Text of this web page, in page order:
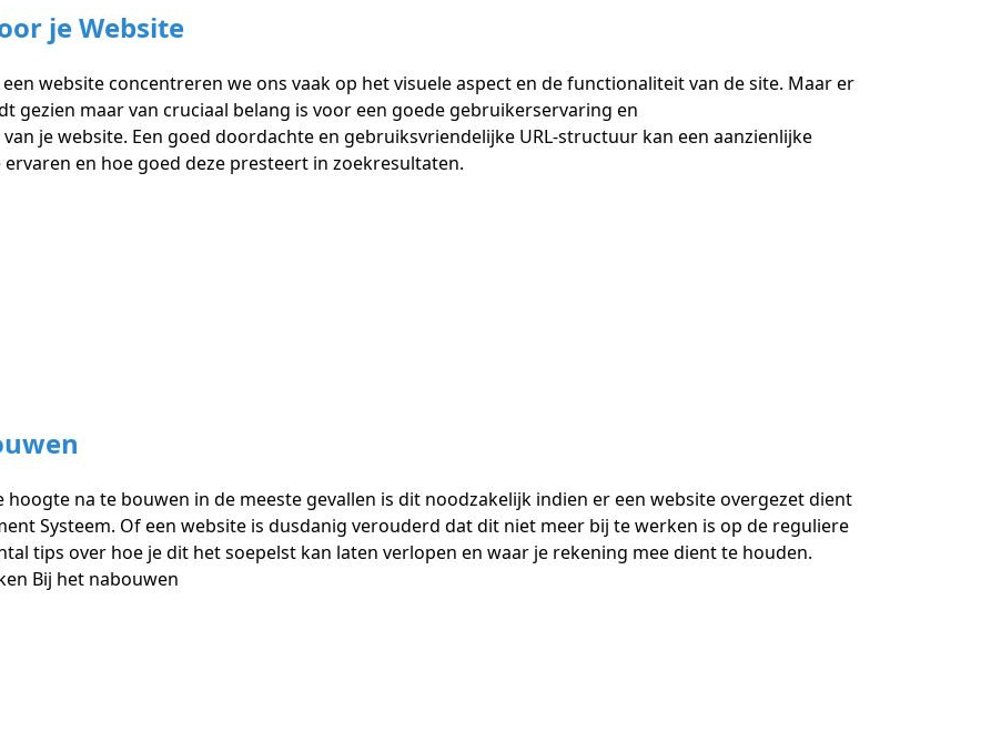
je Website
website concentreren we ons vaak op het visuele aspect en de functionaliteit van de site. Maar er
gezien maar van cruciaal belang is voor een goede gebruikerservaring en
je website. Een goed doordachte en gebruiksvriendelijke URL-structuur kan een aanzienlijke
en hoe goed deze presteert in zoekresultaten.
na te bouwen in de meeste gevallen is dit noodzakelijk indien er een website overgezet dient
Systeem. Of een website is dusdanig verouderd dat dit niet meer bij te werken is op de reguliere
tips over hoe je dit het soepelst kan laten verlopen en waar je rekening mee dient te houden.
Bij het nabouwen